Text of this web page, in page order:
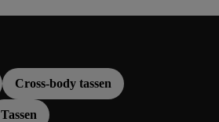
Cross-body tassen
Tassen